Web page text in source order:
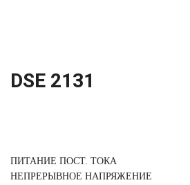
DSE 2131
ПИТАНИЕ ПОСТ. ТОКА
НЕПРЕРЫВНОЕ НАПРЯЖЕНИЕ